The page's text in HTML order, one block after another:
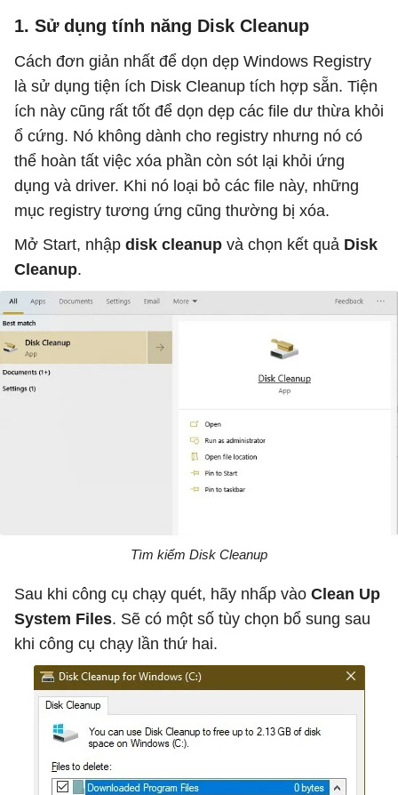
1. Sử dụng tính năng Disk Cleanup
Cách đơn giản nhất để dọn dẹp Windows Registry
là sử dụng tiện ích Disk Cleanup tích hợp sẵn. Tiện
ích này cũng rất tốt để dọn dẹp các file dư thừa khỏi
ổ cứng. Nó không dành cho registry nhưng nó có
thể hoàn tất việc xóa phần còn sót lại khỏi ứng
dụng và driver. Khi nó loại bỏ các file này, những
mục registry tương ứng cũng thường bị xóa.
Mở Start, nhập disk cleanup và chọn kết quả Disk
Cleanup.
Tìm kiếm Disk Cleanup
Sau khi công cụ chạy quét, hãy nhấp vào Clean Up
System Files. Sẽ có một số tùy chọn bổ sung sau
khi công cụ chạy lần thứ hai.